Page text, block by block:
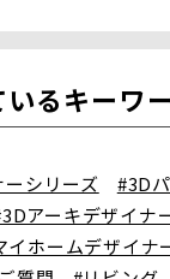
るキーワ
シリーズ #3D
アーキデザイナ
イホームデザイナ